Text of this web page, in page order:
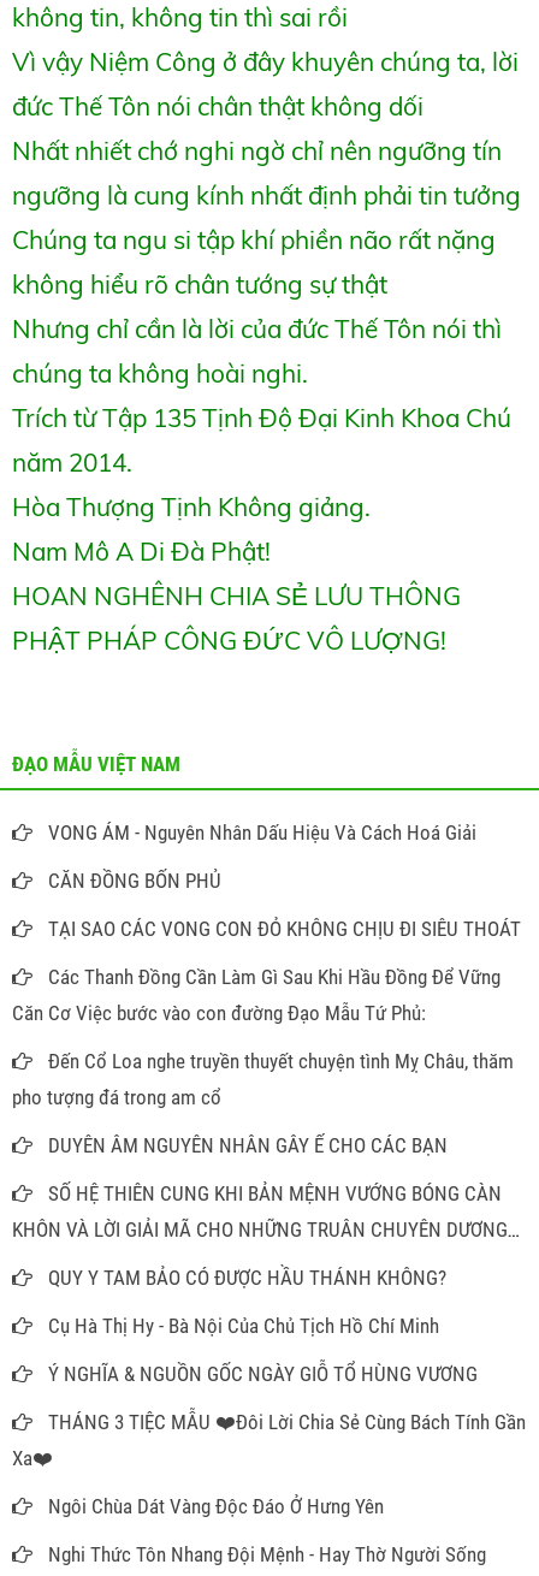
không tin, không tin thì sai rồi
Vì vậy Niệm Công ở đây khuyên chúng ta, lời
đức Thế Tôn nói chân thật không dối
Nhất nhiết chớ nghi ngờ chỉ nên ngưỡng tín
ngưỡng là cung kính nhất định phải tin tưởng
Chúng ta ngu si tập khí phiền não rất nặng
không hiểu rõ chân tướng sự thật
Nhưng chỉ cần là lời của đức Thế Tôn nói thì
chúng ta không hoài nghi.
Trích từ Tập 135 Tịnh Độ Đại Kinh Khoa Chú
năm 2014.
Hòa Thượng Tịnh Không giảng.
Nam Mô A Di Đà Phật!
HOAN NGHÊNH CHIA SẺ LƯU THÔNG
PHẬT PHÁP CÔNG ĐỨC VÔ LƯỢNG!
ĐẠO MẪU VIỆT NAM
VONG ÁM - Nguyên Nhân Dấu Hiệu Và Cách Hoá Giải
CĂN ĐỒNG BỐN PHỦ
TẠI SAO CÁC VONG CON ĐỎ KHÔNG CHỊU ĐI SIÊU THOÁT
Các Thanh Đồng Cần Làm Gì Sau Khi Hầu Đồng Để Vững
Căn Cơ Việc bước vào con đường Đạo Mẫu Tứ Phủ:
Đến Cổ Loa nghe truyền thuyết chuyện tình Mỵ Châu, thăm
pho tượng đá trong am cổ
DUYÊN ÂM NGUYÊN NHÂN GÂY Ế CHO CÁC BẠN
SỐ HỆ THIÊN CUNG KHI BẢN MỆNH VƯỚNG BÓNG CÀN
KHÔN VÀ LỜI GIẢI MÃ CHO NHỮNG TRUÂN CHUYÊN DƯƠNG
THẾ
QUY Y TAM BẢO CÓ ĐƯỢC HẦU THÁNH KHÔNG?
Cụ Hà Thị Hy - Bà Nội Của Chủ Tịch Hồ Chí Minh
Ý NGHĨA & NGUỒN GỐC NGÀY GIỖ TỔ HÙNG VƯƠNG
THÁNG 3 TIỆC MẪU ❤️Đôi Lời Chia Sẻ Cùng Bách Tính Gần
Xa❤️
Ngôi Chùa Dát Vàng Độc Đáo Ở Hưng Yên
Nghi Thức Tôn Nhang Đội Mệnh - Hay Thờ Người Sống